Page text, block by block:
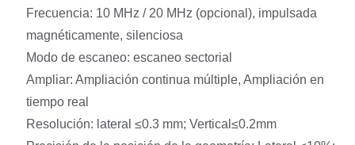
Frecuencia: 10 MHz / 20 MHz (opcional), impulsada
magnéticamente, silenciosa
Modo de escaneo: escaneo sectorial
Ampliar: Ampliación continua múltiple, Ampliación en
tiempo real
Resolución: lateral ≤0.3 mm; Vertical≤0.2mm